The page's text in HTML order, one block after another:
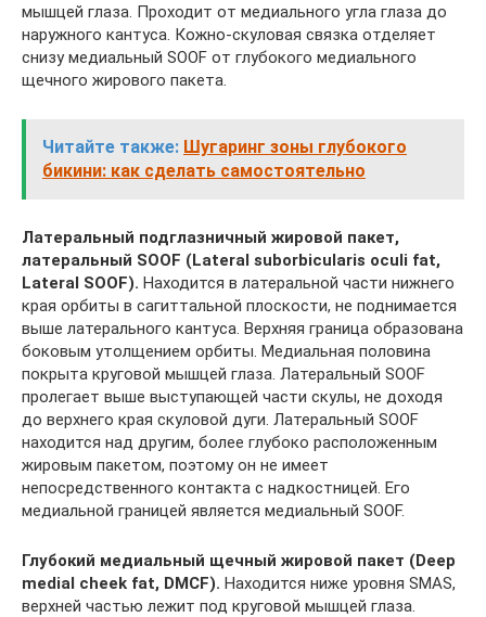
мышцей глаза. Проходит от медиального угла глаза до
наружного кантуса. Кожно-скуловая связка отделяет
снизу медиальный SOOF от глубокого медиального
щечного жирового пакета.
Читайте также: Шугаринг зоны глубокого
бикини: как сделать самостоятельно
Латеральный подглазничный жировой пакет,
латеральный SOOF (Lateral suborbicularis oculi fat,
Lateral SOOF). Находится в латеральной части нижнего
края орбиты в сагиттальной плоскости, не поднимается
выше латерального кантуса. Верхняя граница образована
боковым утолщением орбиты. Медиальная половина
покрыта круговой мышцей глаза. Латеральный SOOF
пролегает выше выступающей части скулы, не доходя
до верхнего края скуловой дуги. Латеральный SOOF
находится над другим, более глубоко расположенным
жировым пакетом, поэтому он не имеет
непосредственного контакта с надкостницей. Его
медиальной границей является медиальный SOOF.
Глубокий медиальный щечный жировой пакет (Deep
medial cheek fat, DMCF). Находится ниже уровня SMAS,
верхней частью лежит под круговой мышцей глаза.